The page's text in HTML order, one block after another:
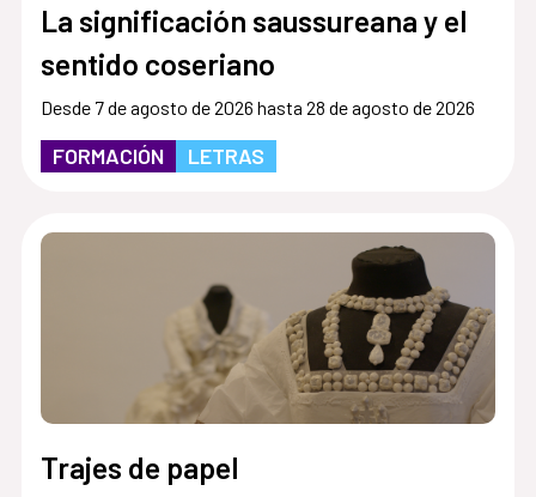
La significación saussureana y el
sentido coseriano
Desde 7 de agosto de 2026 hasta 28 de agosto de 2026
FORMACIÓN LETRAS
Trajes de papel